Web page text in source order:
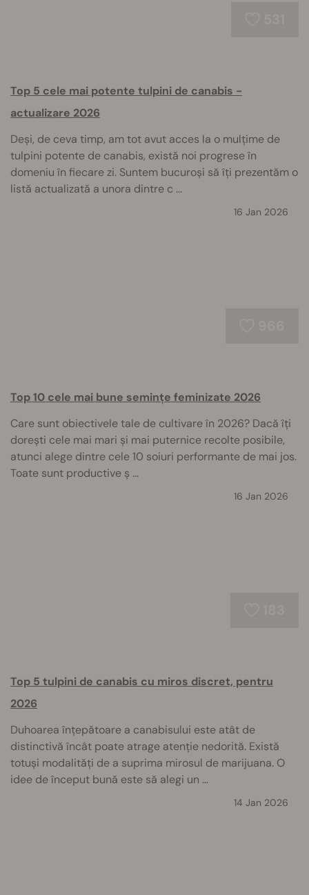
Top 5 cele mai potente tulpini de canabis -
actualizare 2026
Deși, de ceva timp, am tot avut acces la o mulțime de
tulpini potente de canabis, există noi progrese în
domeniu în fiecare zi. Suntem bucuroși să îți prezentăm o
listă actualizată a unora dintre c ...
16 Jan 2026
Top 10 cele mai bune semințe feminizate 2026
Care sunt obiectivele tale de cultivare în 2026? Dacă îți
dorești cele mai mari și mai puternice recolte posibile,
atunci alege dintre cele 10 soiuri performante de mai jos.
Toate sunt productive ș ...
16 Jan 2026
Top 5 tulpini de canabis cu miros discret, pentru
2026
Duhoarea înțepătoare a canabisului este atât de
distinctivă încât poate atrage atenție nedorită. Există
totuși modalități de a suprima mirosul de marijuana. O
idee de început bună este să alegi un ...
14 Jan 2026